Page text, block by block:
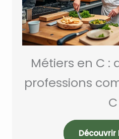
Métiers en C :
professions
C
Découvrir